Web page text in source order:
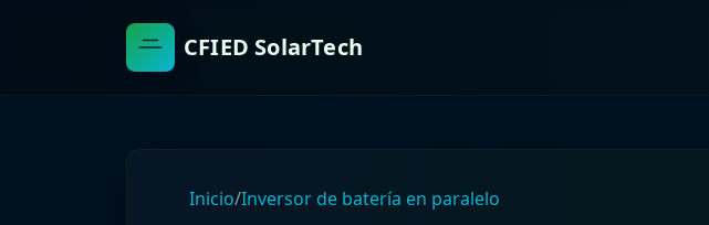
CFIED SolarTech
Inicio/Inversor de batería en paralelo